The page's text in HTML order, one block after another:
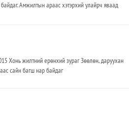
Амжилтын араас хэтэрхий улайрч яваад
Хонь жилтний ерөнхий зураг Зөөлөн, даруухан
сайн багш нар байдаг